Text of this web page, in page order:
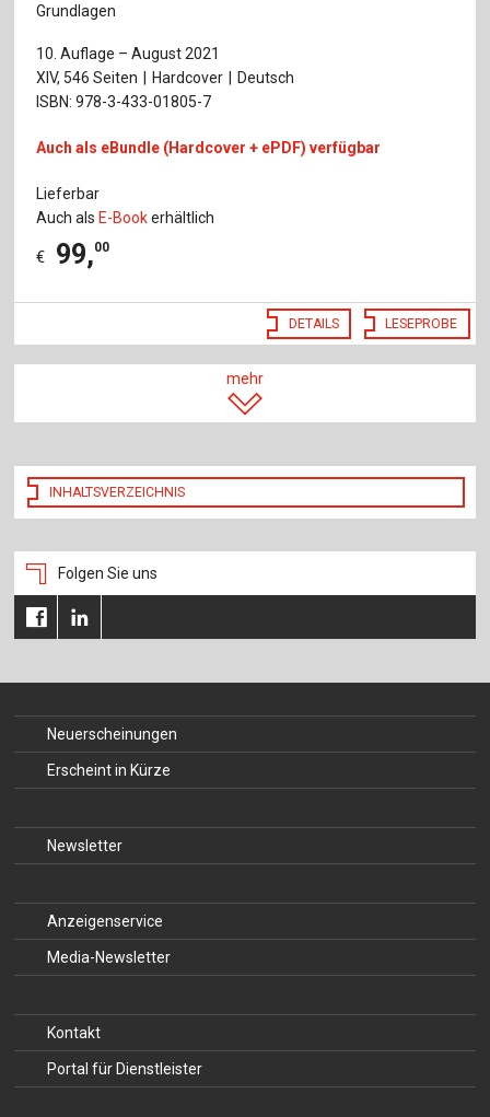
Grundlagen
10. Auflage – August 2021
XIV, 546 Seiten
Hardcover
Deutsch
ISBN: 978-3-433-01805-7
Auch als eBundle (Hardcover + ePDF) verfügbar
Lieferbar
Auch als E-Bookerhältlich
€ 99,00
DETAILS LESEPROBE
mehr
INHALTSVERZEICHNIS
Folgen Sie uns
Neuerscheinungen
Erscheint in Kürze
Newsletter
Anzeigenservice
Media-Newsletter
Kontakt
Portal für Dienstleister